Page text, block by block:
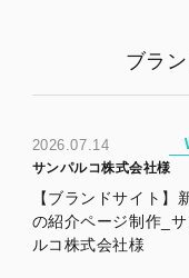
ブラ
2026.07.14
サンパルコ株式会社様
【ブランドサイト】
の紹介ページ制作_
ルコ株式会社様